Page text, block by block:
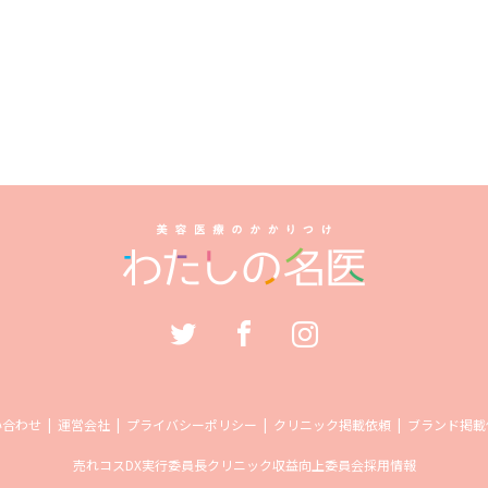
わせ 運営会社 プライバシーポリシー クリニック掲載依頼 ブランド掲
売れコスDX実行委員長クリニック収益向上委員会採用情報